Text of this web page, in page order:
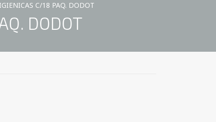
C/18 PAQ. DODOT
DODOT